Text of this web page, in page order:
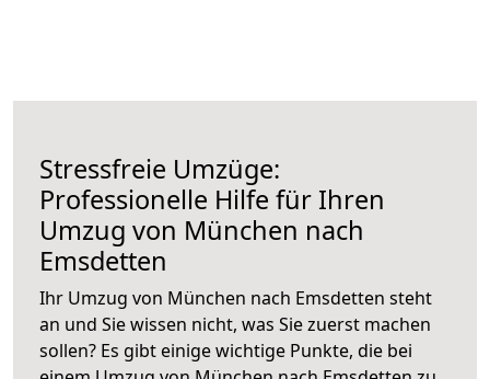
Stressfreie Umzüge:
Professionelle Hilfe für Ihren
Umzug von München nach
Emsdetten
Ihr Umzug von München nach Emsdetten steht
an und Sie wissen nicht, was Sie zuerst machen
sollen? Es gibt einige wichtige Punkte, die bei